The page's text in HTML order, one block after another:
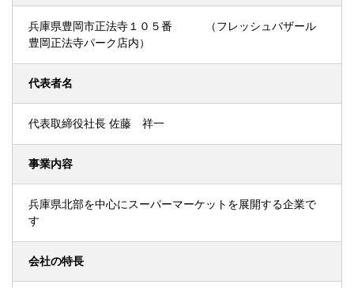
兵庫県豊岡市正法寺１０５番 （フレッシュバザール
豊岡正法寺パーク店内）
代表者名
代表取締役社長 佐藤 祥一
事業内容
兵庫県北部を中心にスーパーマーケットを展開する企業で
す
会社の特長